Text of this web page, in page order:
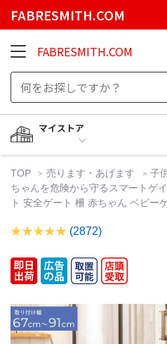
FABRESMITH.COM
FABRESMITH.COM
マイストア
TOP 売ります・あげます 子
ちゃんを危険から守るスマートゲ
ト 安全ゲート 柵 赤ちゃん ベビー
(2872)